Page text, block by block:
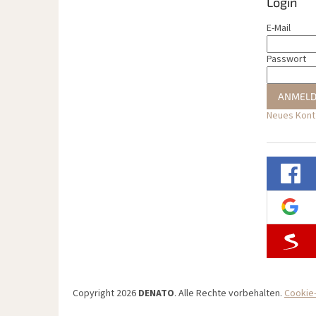
E-Mail
Passwort
Neues
Copyright 2026 DENATO. Alle Rechte vorbehalten.